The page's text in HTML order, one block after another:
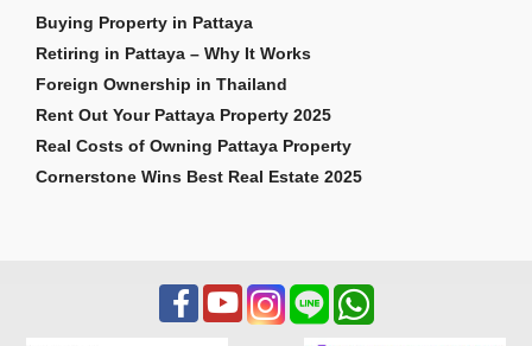
Buying Property in Pattaya
Retiring in Pattaya – Why It Works
Foreign Ownership in Thailand
Rent Out Your Pattaya Property 2025
Real Costs of Owning Pattaya Property
Cornerstone Wins Best Real Estate 2025